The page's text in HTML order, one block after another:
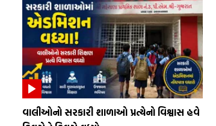
વાલીઓનો સરકારી શાળાઓ પ્રત્યેનો વિશ્વાસ હવે